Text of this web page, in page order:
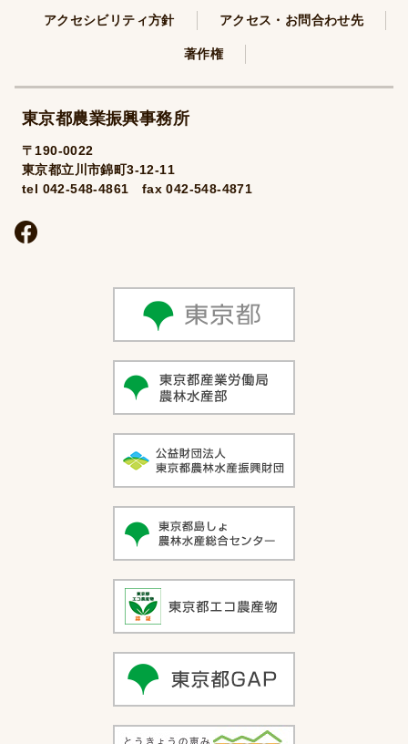
アクセシビリティ方針 アクセス・お問合わせ先
著作権
東京都農業振興事務所
〒190-0022
東京都立川市錦町3-12-11
tel 042-548-4861 fax 042-548-4871